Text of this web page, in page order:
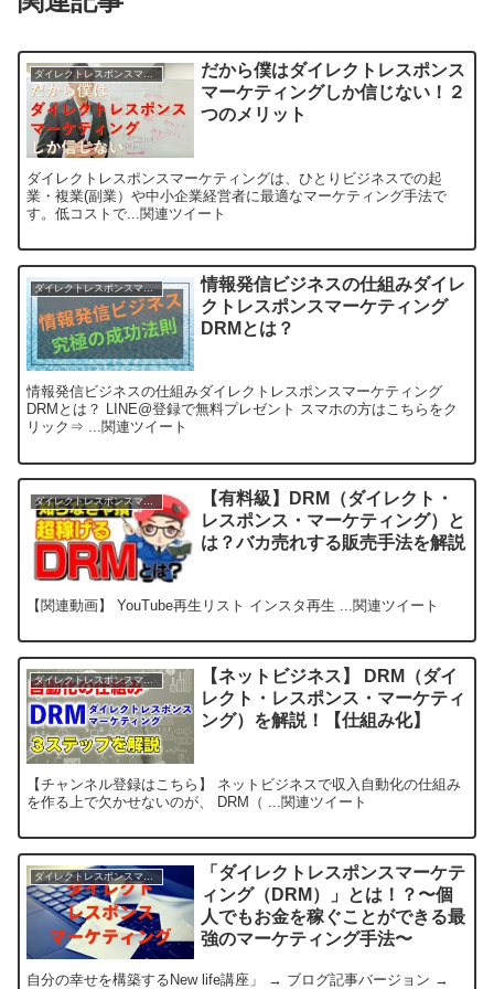
だから僕はダイレクトレスポンス
マーケティングしか信じない！２
つのメリット
ダイレクトレスポンスマーケティングは、ひとりビジネスでの起
業・複業(副業）や中小企業経営者に最適なマーケティング手法で
す。低コストで...関連ツイート
ダイレクトレスポンスマーケティングで稼ぐ方法
情報発信ビジネスの仕組みダイレ
クトレスポンスマーケティング
DRMとは？
情報発信ビジネスの仕組みダイレクトレスポンスマーケティング
DRMとは？ LINE@登録で無料プレゼント スマホの方はこちらをク
リック⇒ ...関連ツイート
ダイレクトレスポンスマーケティングで稼ぐ方法
【有料級】DRM（ダイレクト・
レスポンス・マーケティング）と
は？バカ売れする販売手法を解説
【関連動画】 YouTube再生リスト インスタ再生 ...関連ツイート
ダイレクトレスポンスマーケティングで稼ぐ方法
【ネットビジネス】 DRM（ダイ
レクト・レスポンス・マーケティ
ング）を解説！【仕組み化】
【チャンネル登録はこちら】 ネットビジネスで収入自動化の仕組み
を作る上で欠かせないのが、 DRM（ ...関連ツイート
「ダイレクトレスポンスマーケテ
ィング（DRM）」とは！？〜個
人でもお金を稼ぐことができる最
強のマーケティング手法〜
自分の幸せを構築するNew life講座」 → ブログ記事バージョン →